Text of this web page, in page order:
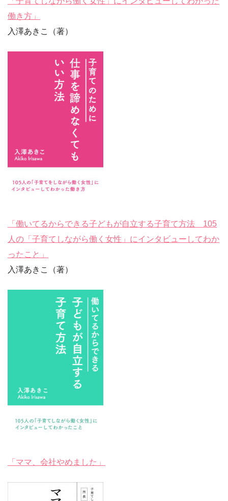
働き方」
入澤あきこ（著）
「働いてるからできる子どもが自立する子育て方法 105
人の「子育てしながら働く女性」にインタビューしてわか
ったこと」
入澤あきこ（著）
「ママ、会社やめました」